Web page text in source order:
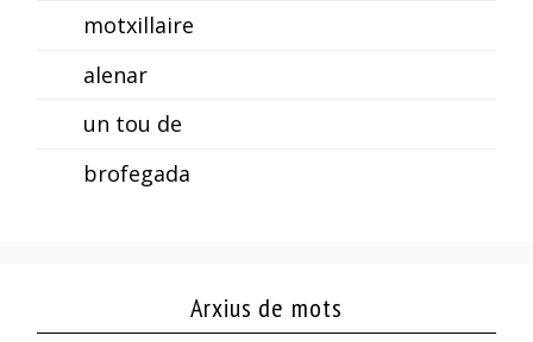
motxillaire
alenar
un tou de
brofegada
Arxius de mots